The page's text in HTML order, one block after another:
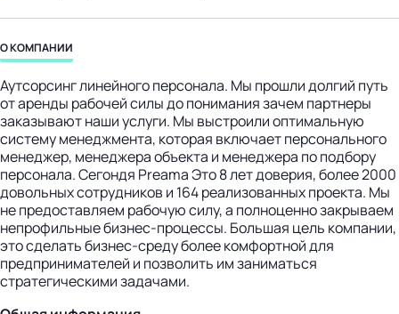
О КОМПАНИИ
Аутсорсинг линейного персонала. Мы прошли долгий путь
от аренды рабочей силы до понимания зачем партнеры
заказывают наши услуги. Мы выстроили оптимальную
систему менеджмента, которая включает персонального
менеджер, менеджера объекта и менеджера по подбору
персонала. Сегондя Preama Это 8 лет доверия, более 2000
довольных сотрудников и 164 реализованных проекта. Мы
не предоставляем рабочую силу, а полноценно закрываем
непрофильные бизнес-процессы. Большая цель компании,
это сделать бизнес-среду более комфортной для
предпринимателей и позволить им заниматься
стратегическими задачами.